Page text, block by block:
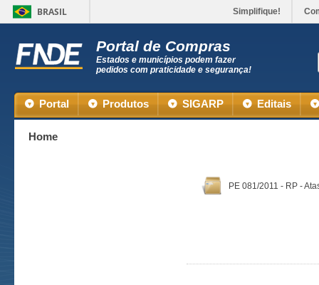
BRASIL Simplifique!
Portal de Compras
Estados e municípios podem fazer
pedidos com praticidade e segurança!
Portal Produtos SIGARP Editais
Home
PE 081/2011 - RP -